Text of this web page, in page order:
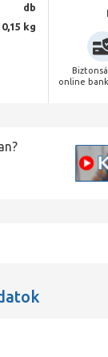
db
0,15 kg
online